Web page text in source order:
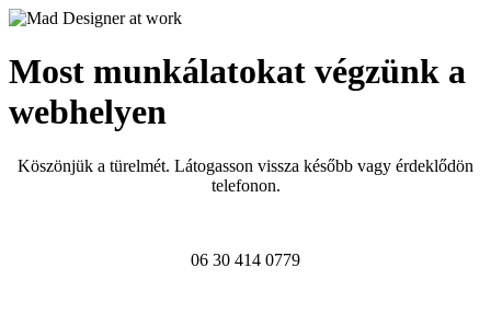
Most munkálatokat végzünk a
webhelyen
Köszönjük a türelmét. Látogasson vissza később vagy érdeklődön
telefonon.
06 30 414 0779